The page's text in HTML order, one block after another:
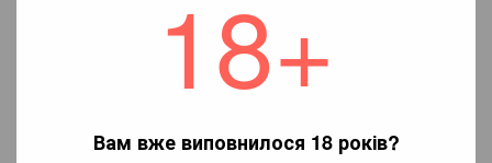
18+
Вам вже виповнилося 18 років?
Додайте перший відгук